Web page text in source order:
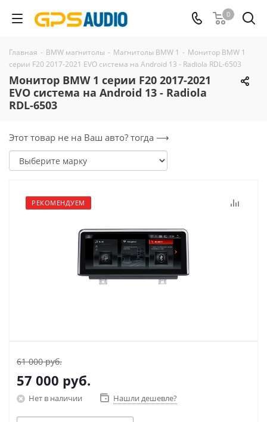
0
Главная - BMW магнитолы - Магнитолы BMW 1 - Монитор BMW 1
серии F20 2017-2021 EVO система на Android 13 - Radiola RDL-6503
Монитор BMW 1 серии F20 2017-2021
EVO система на Android 13 - Radiola
RDL-6503
Этот товар не на Ваш авто? тогда ⟶
РЕКОМЕНДУЕМ
61 000 руб.
57 000 руб.
Нет в наличии Нашли дешевле?